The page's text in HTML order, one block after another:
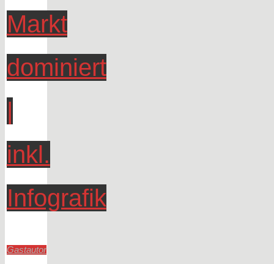
Markt
dominiert
|
inkl.
Infografik
Gastautor